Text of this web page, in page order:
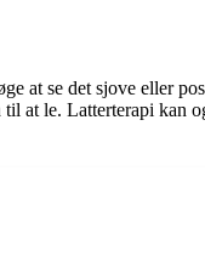
at se det sjove eller
at le. Latterterapi kan